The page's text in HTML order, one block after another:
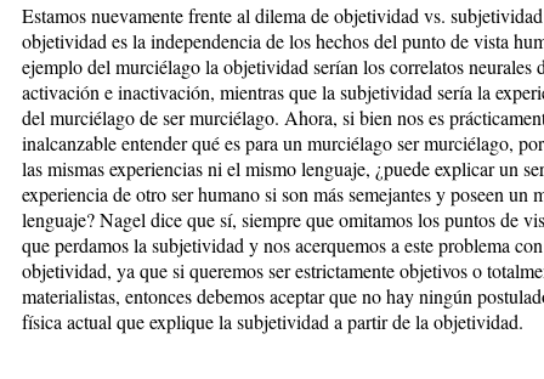
Estamos nuevamente frente al dilema de objetividad vs.
objetividad es la independencia de los hechos del punto de vista
ejemplo del murciélago la objetividad serían los correlatos neurales
activación e inactivación, mientras que la subjetividad sería la
del murciélago de ser murciélago. Ahora, si bien nos es
inalcanzable entender qué es para un murciélago ser murciélago,
las mismas experiencias ni el mismo lenguaje, ¿puede explicar un
experiencia de otro ser humano si son más semejantes y poseen un
lenguaje? Nagel dice que sí, siempre que omitamos los puntos de
que perdamos la subjetividad y nos acerquemos a este problema con
objetividad, ya que si queremos ser estrictamente objetivos o
materialistas, entonces debemos aceptar que no hay ningún
física actual que explique la subjetividad a partir de la objetividad.